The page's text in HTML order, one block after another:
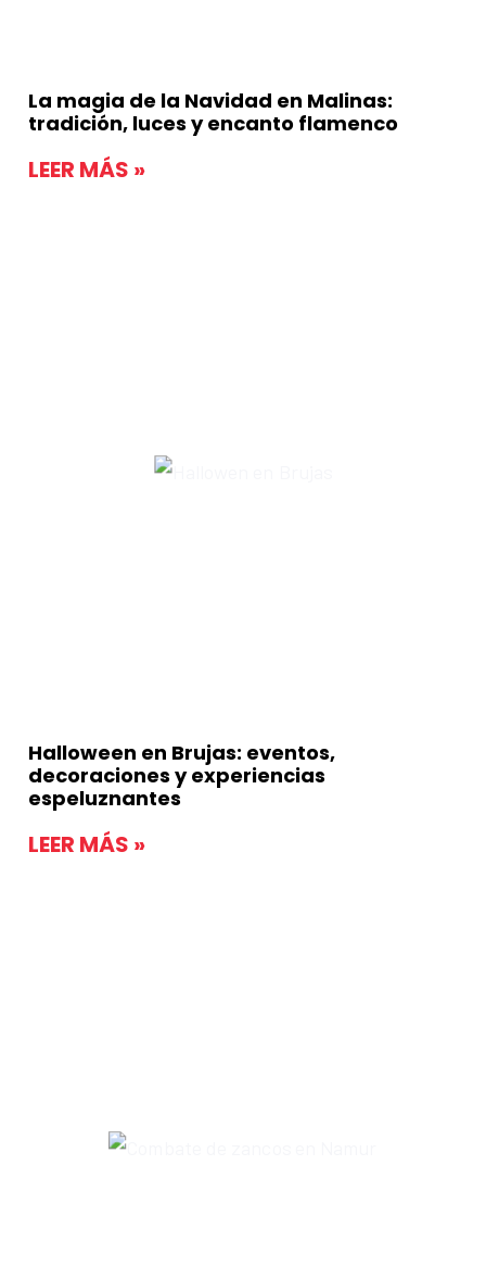
La magia de la Navidad en Malinas:
tradición, luces y encanto flamenco
LEER MÁS »
Halloween en Brujas: eventos,
decoraciones y experiencias
espeluznantes
LEER MÁS »